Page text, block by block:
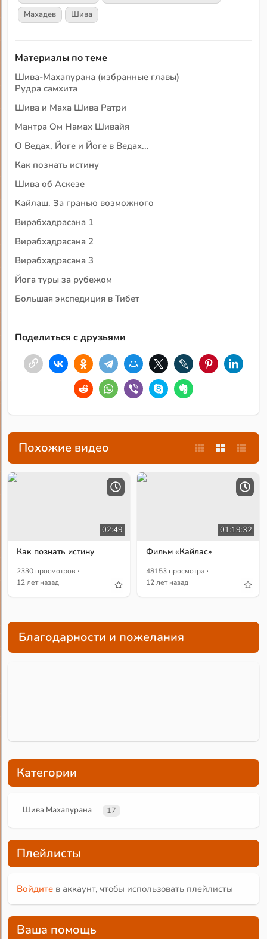
Махадев
Шива
Материалы по теме
Шива-Махапурана (избранные главы)
Рудра самхита
Шива и Маха Шива Ратри
Мантра Ом Намах Шивайя
О Ведах, Йоге и Йоге в Ведах...
Как познать истину
Шива об Аскезе
Кайлаш. За гранью возможного
Вирабхадрасана 1
Вирабхадрасана 2
Вирабхадрасана 3
Йога туры за рубежом
Большая экспедиция в Тибет
Поделиться с друзьями
Похожие видео
02:49
Как познать истину
2330 просмотров ·
12 лет назад
01:19:32
Фильм «Кайлас»
48153 просмотра ·
12 лет назад
Благодарности и пожелания
Категории
Шива Махапурана 17
Плейлисты
Войдите в аккаунт, чтобы использовать плейлисты
Ваша помощь